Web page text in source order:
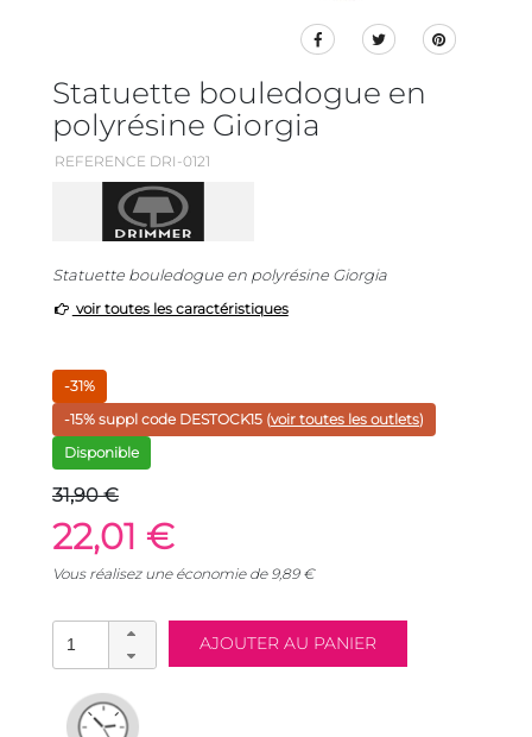
Statuette bouledogue en
polyrésine Giorgia
REFERENCE DRI-0121
Statuette bouledogue en polyrésine Giorgia
voir toutes les caractéristiques
-31%
-15% suppl code DESTOCK15 (voir toutes les outlets)
Disponible
31,90 €
22,01 €
Vous réalisez une économie de 9,89€